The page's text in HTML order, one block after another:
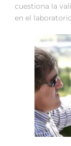
cuestiona la
en el